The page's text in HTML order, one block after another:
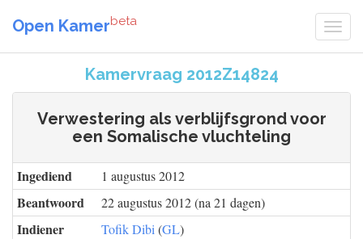
Open Kamerbeta
Kamervraag 2012Z14824
Verwestering als verblijfsgrond voor
een Somalische vluchteling
Ingediend 1 augustus 2012
Beantwoord 22 augustus 2012 (na 21 dagen)
Indiener Tofik Dibi (GL)